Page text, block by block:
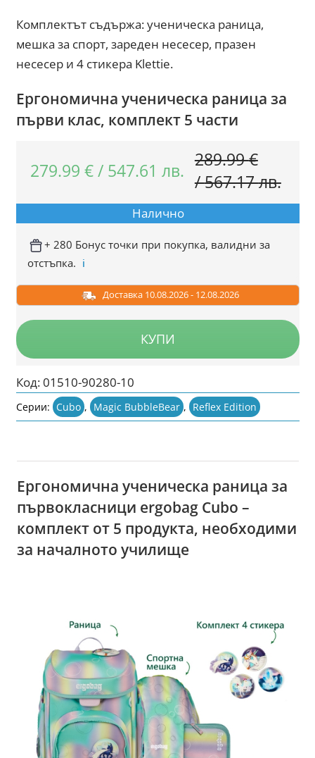
Комплектът съдържа: ученическа раница,
мешка за спорт, зареден несесер, празен
несесер и 4 стикера Klettie.
Ергономична ученическа раница за
първи клас, комплект 5 части
289.99€
/567.17лв.
was:
лв..
279.99€ / 547.61лв.
е:
лв..
Налично
+ 280 Бонус точки при покупка, валидни за
отстъпка. ℹ️
Доставка 10.08.2026 - 12.08.2026
КУПИ
Код:01510-90280-10
Серии: Cubo , Magic BubbleBear , Reflex Edition
Ергономична ученическа раница за
първокласници ergobag Cubo –
комплект от 5 продукта, необходими
за началното училище